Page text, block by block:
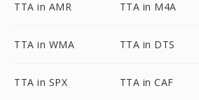
TTA in AMR TTA in M4A
TTA in WMA TTA in DTS
TTA in SPX TTA in CAF